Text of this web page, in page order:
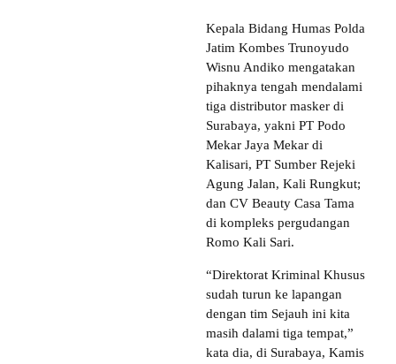
Kepala Bidang Humas Polda
Jatim Kombes Trunoyudo
Wisnu Andiko mengatakan
pihaknya tengah mendalami
tiga distributor masker di
Surabaya, yakni PT Podo
Mekar Jaya Mekar di
Kalisari, PT Sumber Rejeki
Agung Jalan, Kali Rungkut;
dan CV Beauty Casa Tama
di kompleks pergudangan
Romo Kali Sari.
“Direktorat Kriminal Khusus
sudah turun ke lapangan
dengan tim Sejauh ini kita
masih dalami tiga tempat,”
kata dia, di Surabaya, Kamis